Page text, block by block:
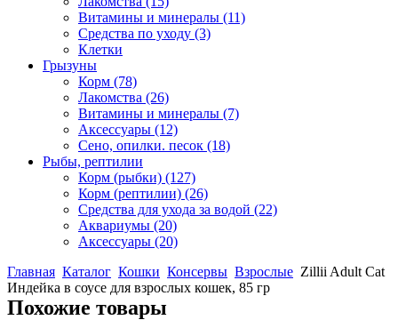
Витамины и минералы (11)
Средства по уходу (3)
Клетки
Грызуны
Корм (78)
Лакомства (26)
Витамины и минералы (7)
Аксессуары (12)
Сено, опилки. песок (18)
Рыбы, рептилии
Корм (рыбки) (127)
Корм (рептилии) (26)
Средства для ухода за водой (22)
Аквариумы (20)
Аксессуары (20)
Главная Каталог Кошки Консервы Взрослые Zillii Adult Cat
Индейка в соусе для взрослых кошек, 85 гр
Похожие товары